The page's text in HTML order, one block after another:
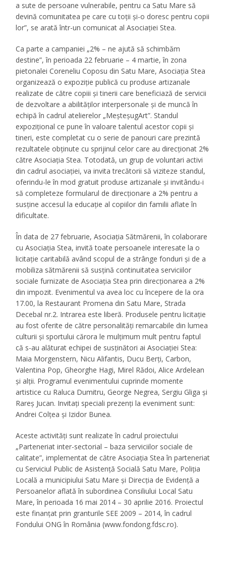
a sute de persoane vulnerabile, pentru ca Satu Mare să
devină comunitatea pe care cu toții și-o doresc pentru copii
lor”, se arată într-un comunicat al Asociației Stea.
Ca parte a campaniei „2% – ne ajută să schimbăm
destine”, în perioada 22 februarie – 4 martie, în zona
pietonalei Coreneliu Coposu din Satu Mare, Asociația Stea
organizează o expoziție publică cu produse artizanale
realizate de către copiii și tinerii care beneficiază de servicii
de dezvoltare a abilităților interpersonale și de muncă în
echipă în cadrul atelierelor „MeșteșugArt”. Standul
expozițional ce pune în valoare talentul acestor copii și
tineri, este completat cu o serie de panouri care prezintă
rezultatele obținute cu sprijinul celor care au direcționat 2%
către Asociația Stea. Totodată, un grup de voluntari activi
din cadrul asociației, va invita trecătorii să viziteze standul,
oferindu-le în mod gratuit produse artizanale și invitându-i
să completeze formularul de direcționare a 2% pentru a
susține accesul la educație al copiilor din familii aflate în
dificultate.
În data de 27 februarie, Asociația Sătmărenii, în colaborare
cu Asociația Stea, invită toate persoanele interesate la o
licitație caritabilă având scopul de a strânge fonduri și de a
mobiliza sătmărenii să susțină continuitatea serviciilor
sociale furnizate de Asociația Stea prin direcționarea a 2%
din impozit. Evenimentul va avea loc cu începere de la ora
17.00, la Restaurant Promena din Satu Mare, Strada
Decebal nr.2. Intrarea este liberă. Produsele pentru licitație
au fost oferite de către personalități remarcabile din lumea
culturii și sportului cărora le mulțimum mult pentru faptul
că s-au alăturat echipei de susținători ai Asociației Stea:
Maia Morgenstern, Nicu Alifantis, Ducu Berți, Carbon,
Valentina Pop, Gheorghe Hagi, Mirel Rădoi, Alice Ardelean
și alții. Programul evenimentului cuprinde momente
artistice cu Raluca Dumitru, George Negrea, Sergiu Gliga și
Rareș Jucan. Invitați speciali prezenți la eveniment sunt:
Andrei Colțea și Izidor Bunea.
Aceste activități sunt realizate în cadrul proiectului
„Parteneriat inter-sectorial – baza serviciilor sociale de
calitate”, implementat de către Asociația Stea în parteneriat
cu Serviciul Public de Asistenţă Socială Satu Mare, Poliţia
Locală a municipiului Satu Mare şi Direcţia de Evidenţă a
Persoanelor aflată în subordinea Consiliului Local Satu
Mare, în perioada 16 mai 2014 – 30 aprilie 2016. Proiectul
este finanţat prin granturile SEE 2009 – 2014, în cadrul
Fondului ONG în România (www.fondong.fdsc.ro).